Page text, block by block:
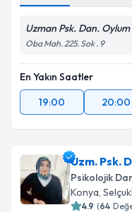
Uzman Psk. Dan. Oylum
Oba Mah. 225. Sok . 9
En Yakın Saatler
19:00
20:00
Uzm. Psk.
Psikolojik
Konya,
4.9 (64